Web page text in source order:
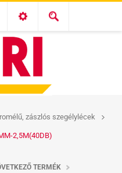
zászlós szegélylécek
2,5M(40DB)
TERMÉK